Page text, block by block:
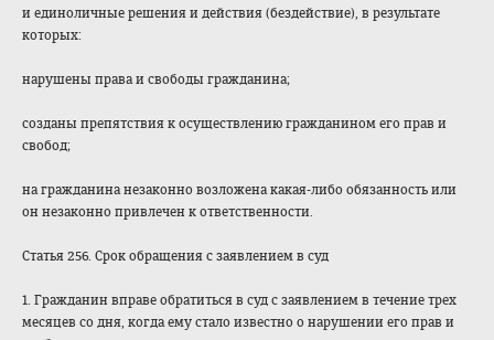
и единоличные решения и действия (бездействие), в результате
которых:
нарушены права и свободы гражданина;
созданы препятствия к осуществлению гражданином его прав и
свобод;
на гражданина незаконно возложена какая-либо обязанность или
он незаконно привлечен к ответственности.
Статья 256. Срок обращения с заявлением в суд
1. Гражданин вправе обратиться в суд с заявлением в течение трех
месяцев со дня, когда ему стало известно о нарушении его прав и